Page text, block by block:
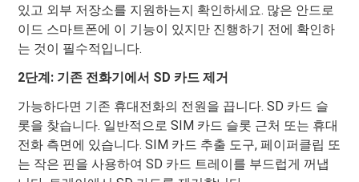
있고 외부 저장소를 지원하는지 확인하세요. 많은 안드로
이드 스마트폰에 이 기능이 있지만 진행하기 전에 확인하
는 것이 필수적입니다.
2단계: 기존 전화기에서 SD 카드 제거
가능하다면 기존 휴대전화의 전원을 끕니다. SD 카드 슬
롯을 찾습니다. 일반적으로 SIM 카드 슬롯 근처 또는 휴대
전화 측면에 있습니다. SIM 카드 추출 도구, 페이퍼클립 또
는 작은 핀을 사용하여 SD 카드 트레이를 부드럽게 꺼냅